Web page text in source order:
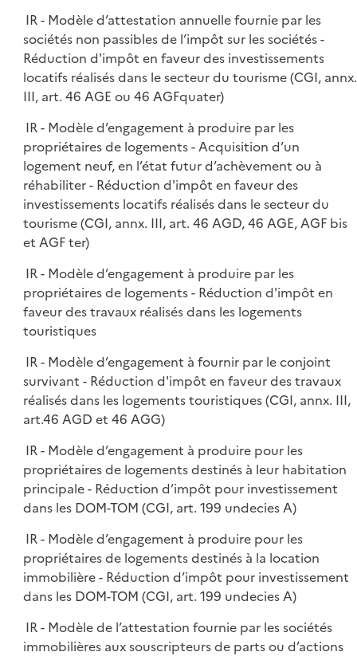
IR - Modèle d’attestation annuelle fournie par les
sociétés non passibles de l’impôt sur les sociétés -
Réduction d'impôt en faveur des investissements
locatifs réalisés dans le secteur du tourisme (CGI, annx.
III, art. 46 AGE ou 46 AGFquater)
IR - Modèle d’engagement à produire par les
propriétaires de logements - Acquisition d’un
logement neuf, en l’état futur d’achèvement ou à
réhabiliter - Réduction d'impôt en faveur des
investissements locatifs réalisés dans le secteur du
tourisme (CGI, annx. III, art. 46 AGD, 46 AGE, AGF bis
et AGF ter)
IR - Modèle d’engagement à produire par les
propriétaires de logements - Réduction d'impôt en
faveur des travaux réalisés dans les logements
touristiques
IR - Modèle d’engagement à fournir par le conjoint
survivant - Réduction d'impôt en faveur des travaux
réalisés dans les logements touristiques (CGI, annx. III,
art.46 AGD et 46 AGG)
IR - Modèle d’engagement à produire pour les
propriétaires de logements destinés à leur habitation
principale - Réduction d’impôt pour investissement
dans les DOM-TOM (CGI, art. 199 undecies A)
IR - Modèle d’engagement à produire pour les
propriétaires de logements destinés à la location
immobilière - Réduction d’impôt pour investissement
dans les DOM-TOM (CGI, art. 199 undecies A)
IR - Modèle de l’attestation fournie par les sociétés
immobilières aux souscripteurs de parts ou d’actions